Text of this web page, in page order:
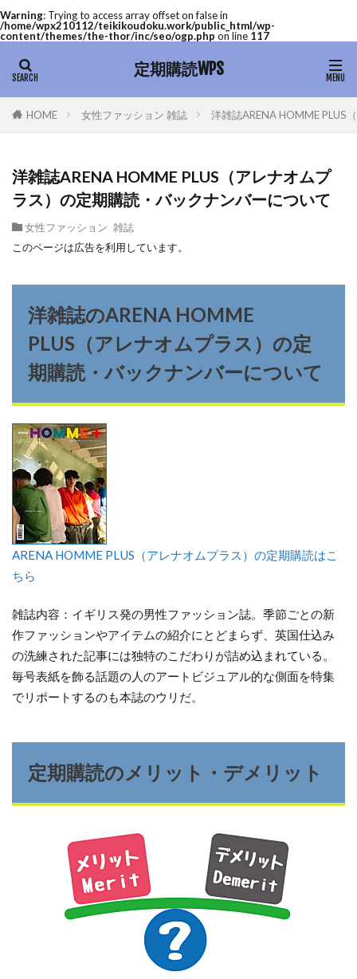
Warning: Trying to access array offset on false in
/home/wpx210112/teikikoudoku.work/public_html/wp-
content/themes/the-thor/inc/seo/ogp.php on line 117
定期購読WPS
HOME 女性ファッション 雑誌 洋雑誌ARENA HOMME PLUS
洋雑誌ARENA HOMME PLUS（アレナオムプ
ラス）の定期購読・バックナンバーについて
女性ファッション 雑誌
このページは広告を利用しています。
洋雑誌のARENA HOMME
PLUS（アレナオムプラス）の定
期購読・バックナンバーについて
ARENA HOMME PLUS（アレナオムプラス）の定期購読はこ
ちら
雑誌内容：イギリス発の男性ファッション誌。季節ごとの新
作ファッションやアイテムの紹介にとどまらず、英国仕込み
の洗練された記事には独特のこだわりが詰め込まれている。
毎号表紙を飾る話題の人のアートビジュアル的な側面を特集
でリポートするのも本誌のウリだ。
定期購読のメリット・デメリット